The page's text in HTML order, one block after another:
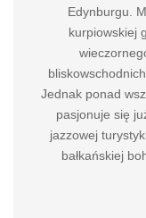
Edynburgu.
kurpiowskiej
Jednak ponad
pasjonuje się
jazzowej
bałkańskiej